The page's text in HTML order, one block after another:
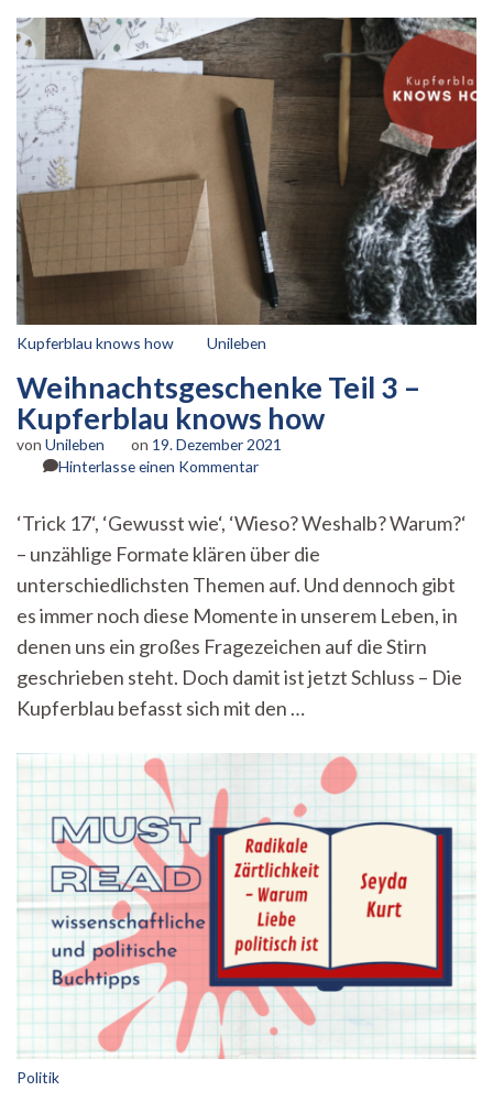
Kupferblau knows how Unileben
Weihnachtsgeschenke Teil 3 –
Kupferblau knows how
von Unileben on 19. Dezember 2021
Hinterlasse einen Kommentarzu
3
–
Kupferblau
knows
how
‘Trick 17‘, ‘Gewusst wie‘, ‘Wieso? Weshalb? Warum?‘
– unzählige Formate klären über die
unterschiedlichsten Themen auf. Und dennoch gibt
es immer noch diese Momente in unserem Leben, in
denen uns ein großes Fragezeichen auf die Stirn
geschrieben steht. Doch damit ist jetzt Schluss – Die
Kupferblau befasst sich mit den …
Politik